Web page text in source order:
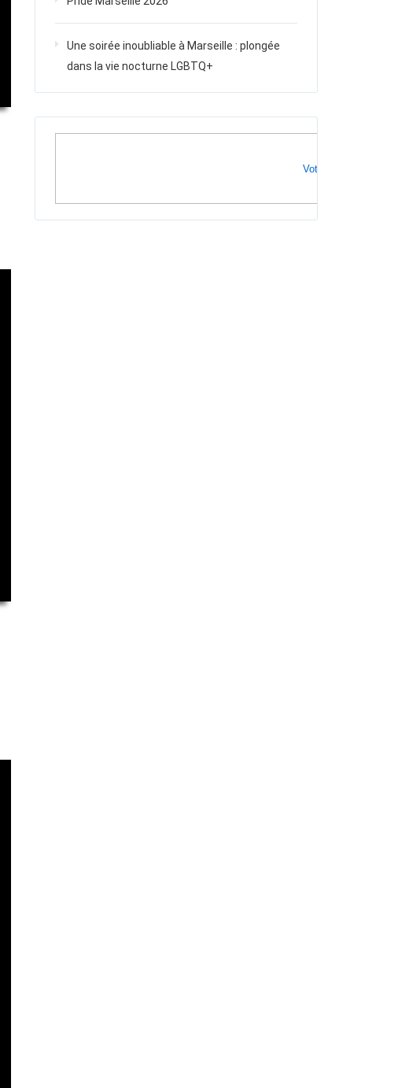
Une soirée inoubliable à Marseille : plongée
dans la vie nocturne LGBTQ+
Votre publicité ici